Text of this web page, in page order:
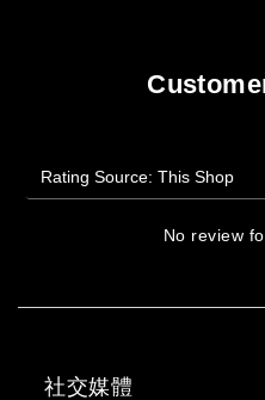
No review
社交媒體